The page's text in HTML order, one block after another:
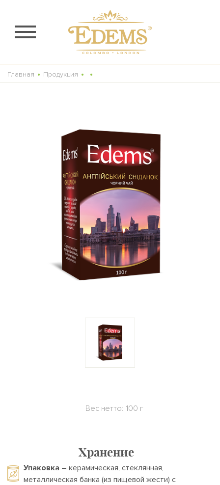
Главная Продукция
Вес нетто: 100 г
Хранение
Упаковка – керамическая, стеклянная,
металлическая банка (из пищевой жести) с